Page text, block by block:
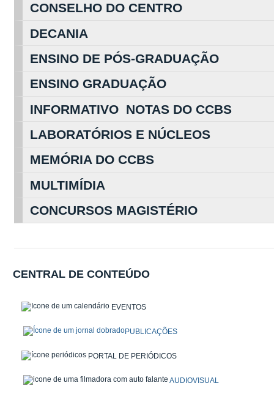
CONSELHO DO CENTRO
DECANIA
ENSINO DE PÓS-GRADUAÇÃO
ENSINO GRADUAÇÃO
INFORMATIVO NOTAS DO CCBS
LABORATÓRIOS E NÚCLEOS
MEMÓRIA DO CCBS
MULTIMÍDIA
CONCURSOS MAGISTÉRIO
CENTRAL DE CONTEÚDO
EVENTOS
PUBLICAÇÕES
PORTAL DE PERIÓDICOS
AUDIOVISUAL